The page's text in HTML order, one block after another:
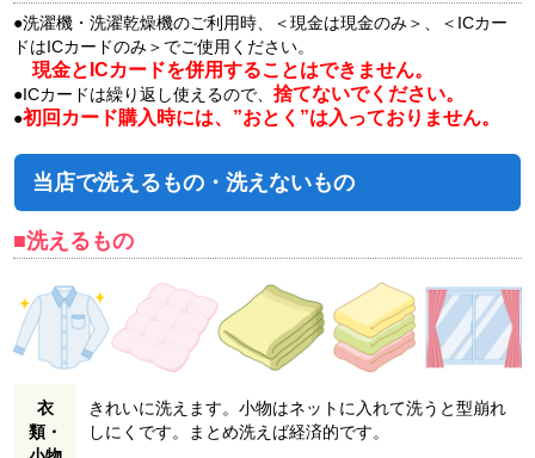
●洗濯機・洗濯乾燥機のご利用時、＜現金は現金のみ＞、＜ICカー
ドはICカードのみ＞でご使用ください。
現金とICカードを併用することはできません。
●ICカードは繰り返し使えるので、捨てないでください。
●初回カード購入時には、”おとく”は入っておりません。
当店で洗えるもの・洗えないもの
■洗えるもの
衣
類・
きれいに洗えます。小物はネットに入れて洗うと型崩れ
しにくです。まとめ洗えば経済的です。